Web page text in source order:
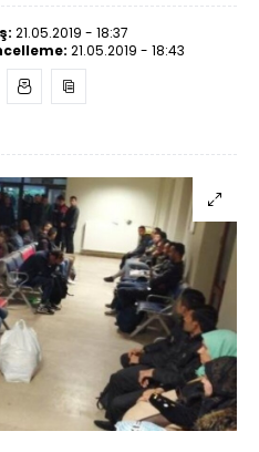
21.05.2019 - 18:37
21.05.2019 - 18:43